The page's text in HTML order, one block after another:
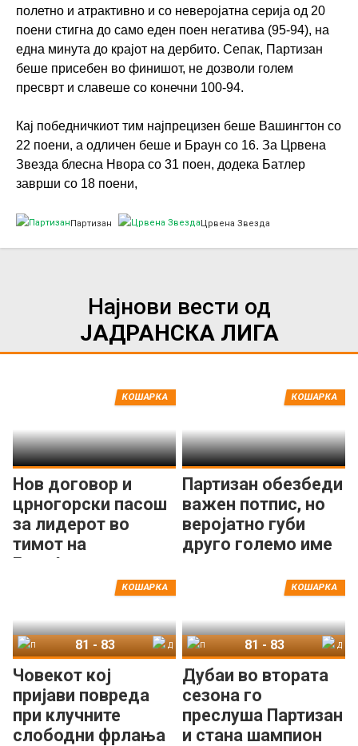
полетно и атрактивно и со неверојатна серија од 20
поени стигна до само еден поен негатива (95-94), на
една минута до крајот на дербито. Сепак, Партизан
беше присебен во финишот, не дозволи голем
пресврт и славеше со конечни 100-94.
Кај победничкиот тим најпрецизен беше Вашингтон со
22 поени, а одличен беше и Браун со 16. За Црвена
Звезда блесна Нвора со 31 поен, додека Батлер
заврши со 18 поени,
Партизан Црвена Звезда
Најнови вести од
ЈАДРАНСКА ЛИГА
Нов договор и
црногорски пасош
за лидерот во
тимот на
Будуќност
КОШАРКА
Партизан обезбеди
важен потпис, но
веројатно губи
друго големо име
КОШАРКА
Човекот кој
пријави повреда
при клучните
слободни фрлања
КОШАРКА
81-83
Дубаи во втората
сезона го
преслуша Партизан
и стана шампион
КОШАРКА
81-83